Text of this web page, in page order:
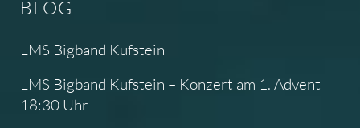
BLOG
LMS Bigband Kufstein
LMS Bigband Kufstein – Konzert am 1. Advent
18:30 Uhr